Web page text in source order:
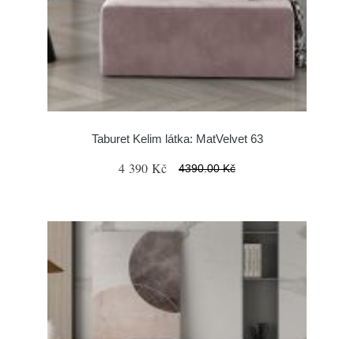
Taburet Kelim látka: MatVelvet 63
4 390 Kč 4390.00 Kč